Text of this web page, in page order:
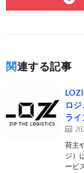
関連する記事
ロ
ライ
荷主
ジ）
ービ